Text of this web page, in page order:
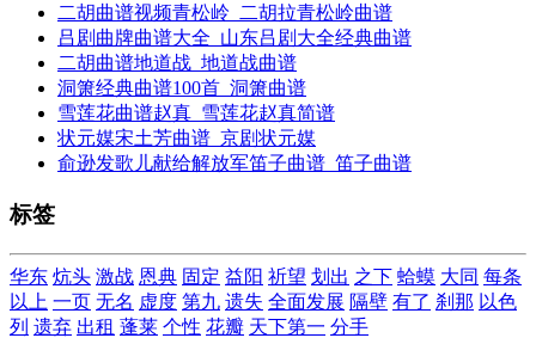
二胡曲谱视频青松岭_二胡拉青松岭曲谱
吕剧曲牌曲谱大全_山东吕剧大全经典曲谱
二胡曲谱地道战_地道战曲谱
洞箫经典曲谱100首_洞箫曲谱
雪莲花曲谱赵真_雪莲花赵真简谱
状元媒宋土芳曲谱_京剧状元媒
俞逊发歌儿献给解放军笛子曲谱_笛子曲谱
标签
华东 炕头 激战 恩典 固定 益阳 祈望 划出 之下 蛤蟆 大同 每条
以上 一页 无名 虚度 第九 遗失 全面发展 隔壁 有了 刹那 以色
列 遗弃 出租 蓬莱 个性 花瓣 天下第一 分手